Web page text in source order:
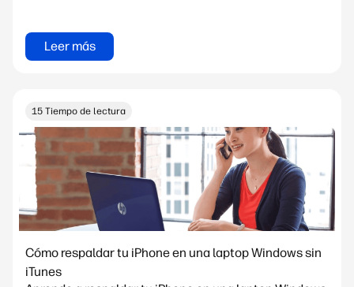
Leer más
15 Tiempo de lectura
Cómo respaldar tu iPhone en una laptop Windows sin
iTunes